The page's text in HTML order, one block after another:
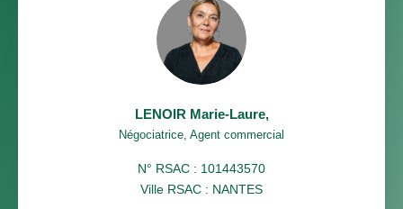
LENOIR Marie-Laure,
Négociatrice, Agent commercial
N° RSAC : 101443570
Ville RSAC : NANTES